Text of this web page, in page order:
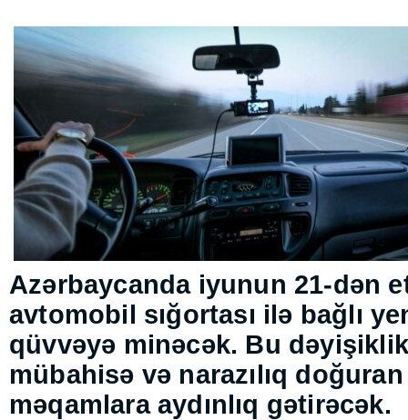
Azərbaycanda iyunun 21-dən
avtomobil sığortası ilə bağlı
qüvvəyə minəcək. Bu
mübahisə və narazılıq
məqamlara aydınlıq gətirəcək.